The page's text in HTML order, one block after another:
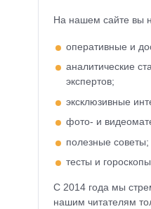
На нашем сайте вы
оперативные и
аналитические
экспертов;
эксклюзивные
фото- и
полезные советы;
тесты и
С 2014 года мы
нашим читателям